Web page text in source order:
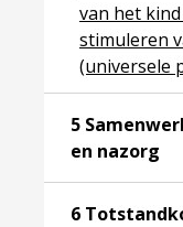
van het
stimuleren
(universele
5
en nazorg
6